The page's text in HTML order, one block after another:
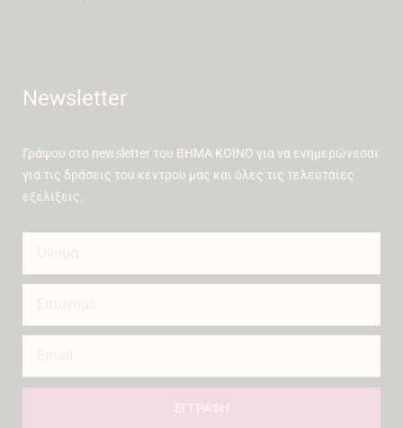
Newsletter
Γράψου στο newsletter του ΒΗΜΑ ΚΟΙΝΟ για να ενημερώνεσαι
για τις δράσεις του κέντρου μας και όλες τις τελευταίες
εξελίξεις.
ΕΓΓΡΑΦΗ